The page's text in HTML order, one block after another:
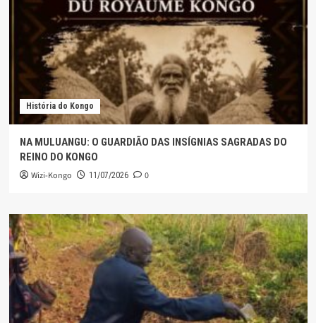
História do Kongo
NA MULUANGU: O GUARDIÃO DAS INSÍGNIAS SAGRADAS DO
REINO DO KONGO
Wizi-Kongo 11/07/2026 0